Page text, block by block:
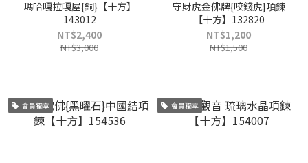
瑪哈嘎拉嘎屋{銅}【十方】
143012
NT$2,400
NT$3,000
守財虎金佛牌{咬錢虎}項鍊
【十方】132820
NT$1,200
NT$1,500
會員獨享 會員獨享